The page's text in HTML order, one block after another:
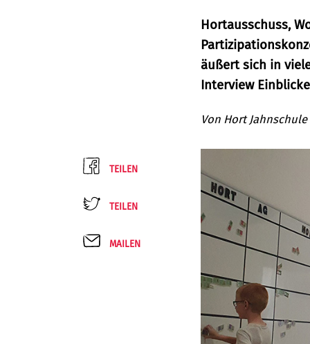
Hortausschuss,
äußert sich in
Interview
Von Hort Jahnschule
TEILEN
TEILEN
MAILEN